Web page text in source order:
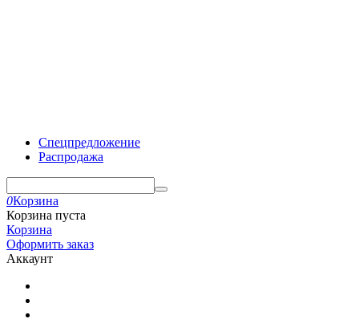
Спецпредложение
Распродажа
0Корзина
Корзина пуста
Корзина
Оформить заказ
Аккаунт